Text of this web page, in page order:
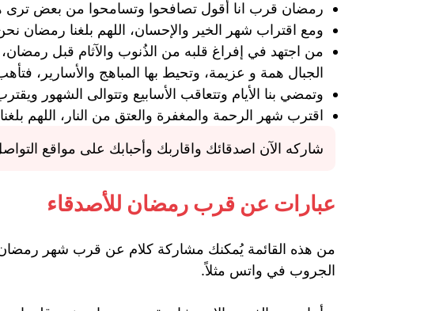
رمضان قرب انا أقول تصافحوا وتسامحوا من بعض ترى
ومع اقتراب شهر الخير والإحسان، اللهم بلغنا رمضان
من اجتهد في إفراغ قلبه من الذُنوب والآثام قبل
الجبال همة و عزيمة، وتحيط بها المباهج والأسارير،
وتمضي بنا الأيام وتتعاقب الأسابيع وتتوالى الشهور
اقترب شهر الرحمة والمغفرة والعتق من النار، اللهم
شاركه الآن اصدقائك واقاربك وأحبابك على مواقع
عبارات عن قرب رمضان للأصدقاء
من هذه القائمة يُمكنك مشاركة كلام عن قرب شهر رمضان
الجروب في واتس مثلاً.